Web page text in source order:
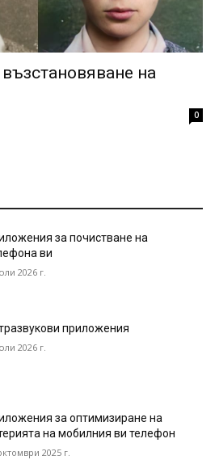
на
0
за почистване на
ви
2026 г.
приложения
2026 г.
за оптимизиране на
на мобилния ви телефон
2025 г.